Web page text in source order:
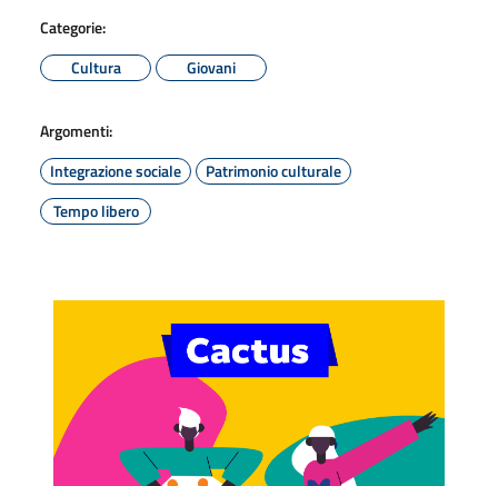
Categorie:
Cultura
Giovani
Argomenti:
Integrazione sociale
Patrimonio culturale
Tempo libero